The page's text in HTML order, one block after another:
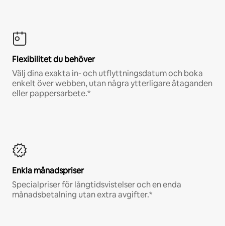
Flexibilitet du behöver
Välj dina exakta in- och utflyttningsdatum och boka
enkelt över webben, utan några ytterligare åtaganden
eller pappersarbete.*
Enkla månadspriser
Specialpriser för långtidsvistelser och en enda
månadsbetalning utan extra avgifter.*